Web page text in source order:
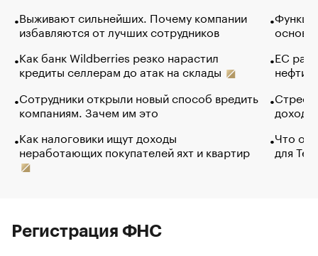
Выживают сильнейших. Почему компании
избавляются от лучших сотрудников
Как банк Wildberries резко нарастил
кредиты селлерам до атак на склады
Сотрудники открыли новый способ вредить
компаниям. Зачем им это
Как налоговики ищут доходы
неработающих покупателей яхт и квартир
основ
ЕС
нефти
Что
для
Регистрация ФНС